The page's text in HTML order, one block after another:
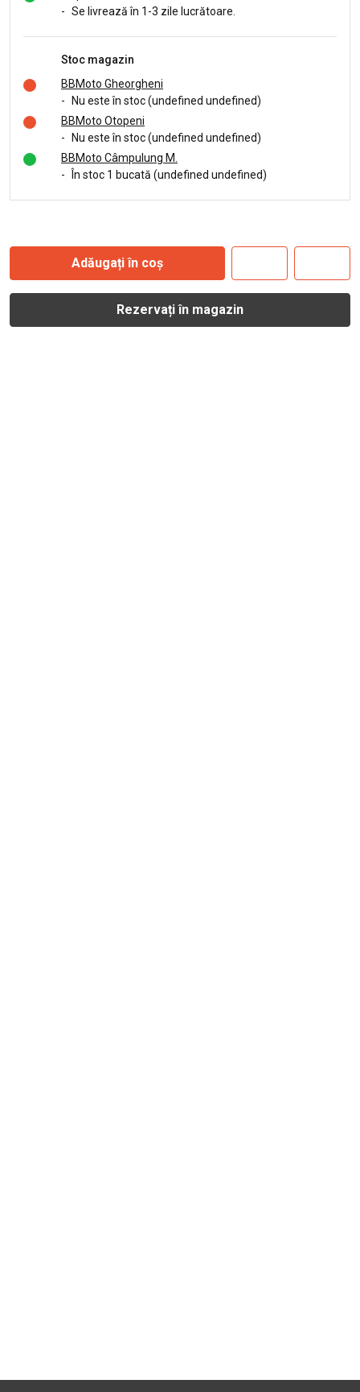
- Se livrează în 1-3 zile lucrătoare.
Stoc magazin
BBMoto Gheorgheni
-
Nu este în stoc (undefined undefined)
BBMoto Otopeni
-
Nu este în stoc (undefined undefined)
BBMoto Câmpulung M.
-
În stoc 1 bucată (undefined undefined)
Adăugați în coș
Rezervați în magazin